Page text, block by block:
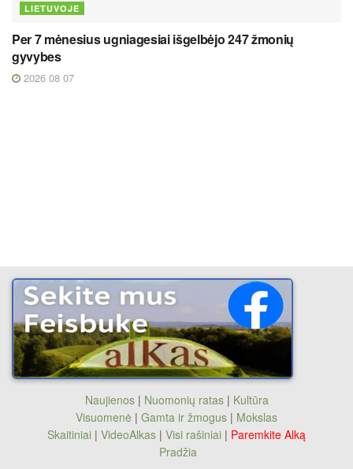
LIETUVOJE
Per 7 mėnesius ugniagesiai išgelbėjo 247 žmonių
gyvybes
2026 08 07
Naujienos| Nuomonių ratas| Kultūra
Visuomenė | Gamta ir žmogus | Mokslas
Skaitiniai | VideoAlkas | Visi rašiniai | Paremkite Alką
Pradžia